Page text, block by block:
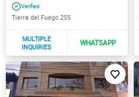
Tierra del Fuego 255